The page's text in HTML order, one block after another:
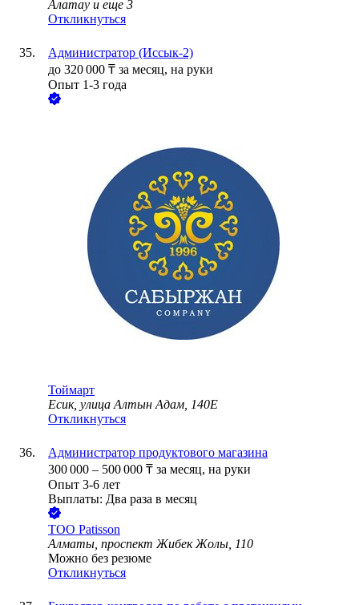
Алатау и еще 3
Откликнуться
Администратор (Иссык-2)
до 320 000 ₸ за месяц, на руки
Опыт 1-3 года
Тоймарт
Есик, улица Алтын Адам, 140Е
Откликнуться
Администратор продуктового магазина
300 000 – 500 000 ₸ за месяц, на руки
Опыт 3-6 лет
Выплаты: Два раза в месяц
ТОО Patisson
Алматы, проспект Жибек Жолы, 110
Можно без резюме
Откликнуться